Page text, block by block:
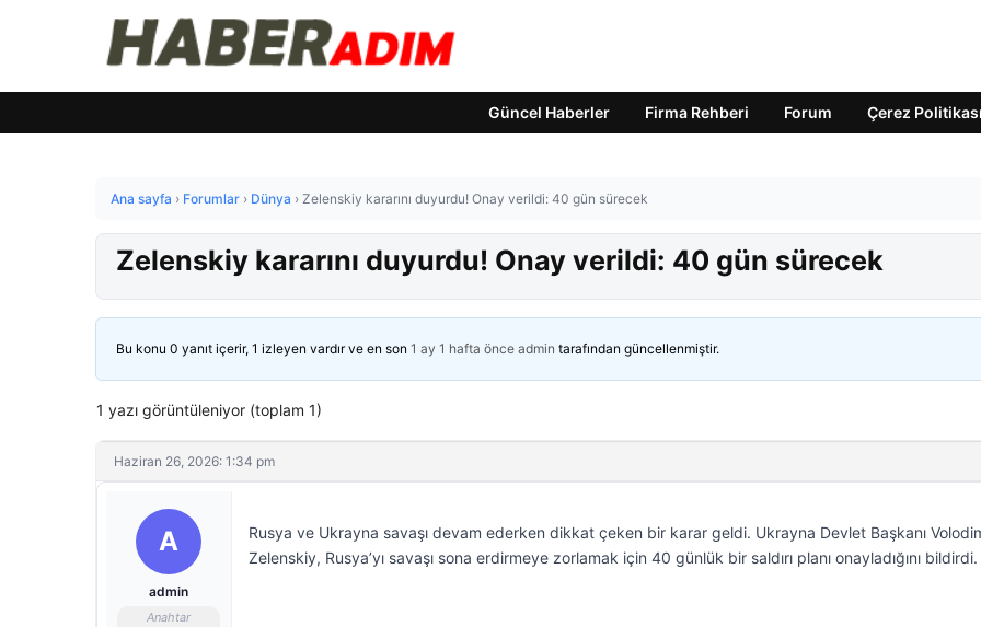
Güncel Haberler Firma Rehberi Forum Çerez Politikası
Ana sayfa › Forumlar › Dünya › Zelenskiy kararını duyurdu! Onay verildi: 40 gün sürecek
Zelenskiy kararını duyurdu! Onay verildi: 40 gün sürecek
Bu konu 0 yanıt içerir, 1 izleyen vardır ve en son 1 ay 1 hafta önce admin tarafından güncellenmiştir.
1 yazı görüntüleniyor (toplam 1)
Haziran 26, 2026: 1:34 pm
A
admin
Anahtar
Rusya ve Ukrayna savaşı devam ederken dikkat çeken bir karar geldi. Ukrayna Devlet Başkanı
Zelenskiy, Rusya’yı savaşı sona erdirmeye zorlamak için 40 günlük bir saldırı planı onayladığını bildirdi.